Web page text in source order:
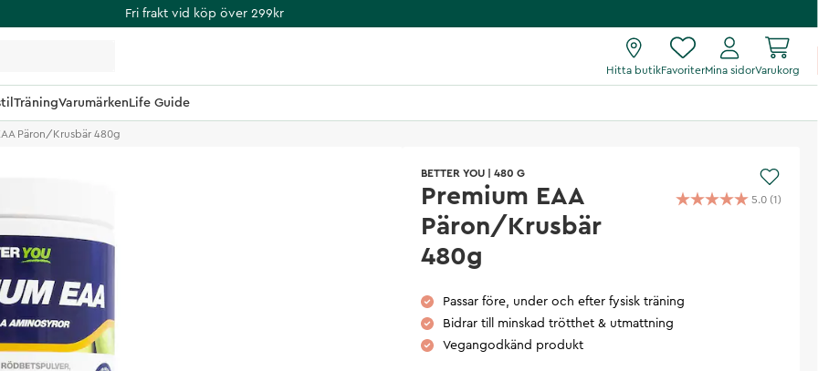
Fri frakt vid köp över 299kr
Hitta butikFavoriterMina sidorVarukorg
TräningVarumärkenLife Guide
Päron/Krusbär 480g
BETTER YOU 480 G
Premium EAA
Päron/Krusbär
480g
5.0 (1)
Passar före, under och efter fysisk träning
Bidrar till minskad trötthet & utmattning
Vegangodkänd produkt